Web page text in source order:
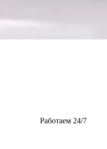
Работаем 24/7